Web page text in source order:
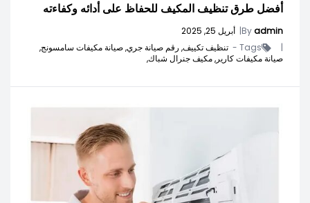
أفضل طرق تنظيف المكيف للحفاظ على أدائه وكفاءته
Byadmin
| أبريل 25, 2025
|
Tags - تنظيف تكييف, رقم صيانة جري,صيانة مكيفات سامسونج,
صيانة مكيفات كارير,مكيف جنرال شباك,